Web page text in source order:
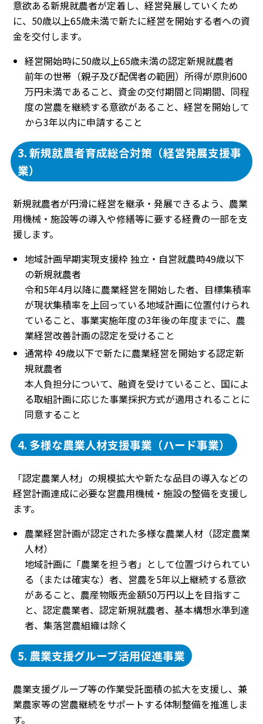
意欲ある新規就農者が定着し、経営発展していくため
に、50歳以上65歳未満で新たに経営を開始する者への資
金を交付します。
経営開始時に50歳以上65歳未満の認定新規就農者
前年の世帯（親子及び配偶者の範囲）所得が原則600
万円未満であること、資金の交付期間と同期間、同程
度の営農を継続する意欲があること、経営を開始して
から3年以内に申請すること
3. 新規就農者育成総合対策（経営発展支援事
業）
新規就農者が円滑に経営を継承・発展できるよう、農業
用機械・施設等の導入や修繕等に要する経費の一部を支
援します。
地域計画早期実現支援枠 独立・自営就農時49歳以下
の新規就農者
令和5年4月以降に農業経営を開始した者、目標集積率
が現状集積率を上回っている地域計画に位置付けられ
ていること、事業実施年度の3年後の年度までに、農
業経営改善計画の認定を受けること
通常枠 49歳以下で新たに農業経営を開始する認定新
規就農者
本人負担分について、融資を受けていること、国によ
る取組計画に応じた事業採択方式が適用されることに
同意すること
4. 多様な農業人材支援事業（ハード事業）
「認定農業人材」の規模拡大や新たな品目の導入などの
経営計画達成に必要な営農用機械・施設の整備を支援し
ます。
農業経営計画が認定された多様な農業人材（認定農業
人材）
地域計画に「農業を担う者」として位置づけられてい
る（または確実な）者、営農を5年以上継続する意欲
があること、農産物販売金額50万円以上を目指すこ
と、認定農業者、認定新規就農者、基本構想水準到達
者、集落営農組織は除く
5. 農業支援グループ活用促進事業
農業支援グループ等の作業受託面積の拡大を支援し、兼
業農家等の営農継続をサポートする体制整備を推進しま
す。